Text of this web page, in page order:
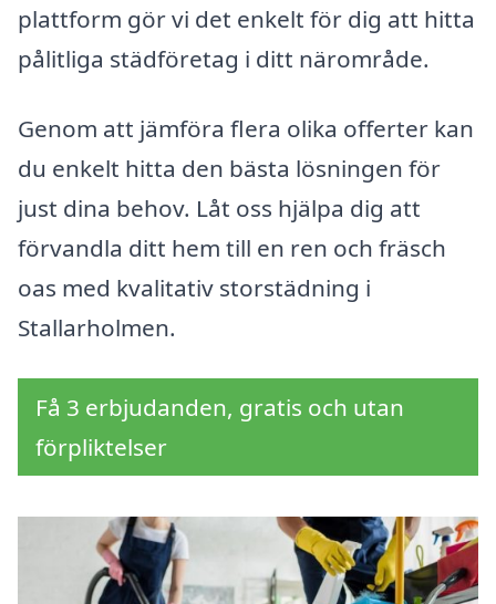
plattform gör vi det enkelt för dig att hitta
pålitliga städföretag i ditt närområde.
Genom att jämföra flera olika offerter kan
du enkelt hitta den bästa lösningen för
just dina behov. Låt oss hjälpa dig att
förvandla ditt hem till en ren och fräsch
oas med kvalitativ storstädning i
Stallarholmen.
Få 3 erbjudanden, gratis och utan
förpliktelser